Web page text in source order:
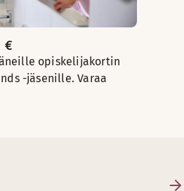
€
opiskelijakortin
-jäsenille. Varaa